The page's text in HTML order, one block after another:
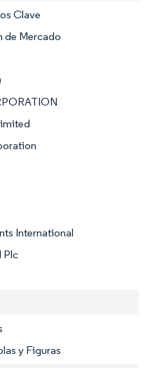
Clave
de Mercado
International
Plc
y Figuras